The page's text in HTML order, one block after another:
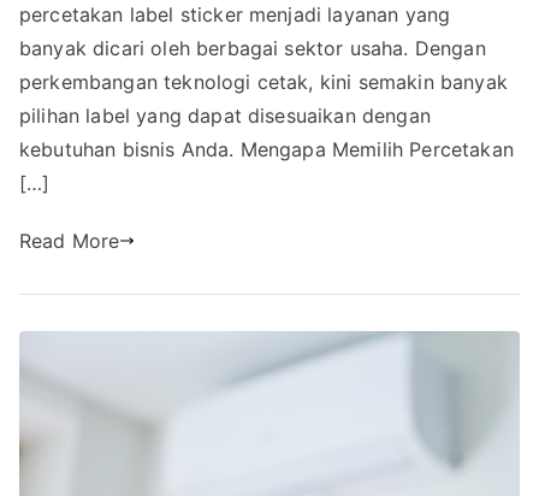
percetakan label sticker menjadi layanan yang
banyak dicari oleh berbagai sektor usaha. Dengan
perkembangan teknologi cetak, kini semakin banyak
pilihan label yang dapat disesuaikan dengan
kebutuhan bisnis Anda. Mengapa Memilih Percetakan
[…]
Read More